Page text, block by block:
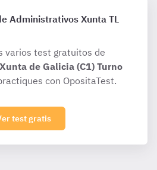
Administrativos Xunta TL
varios test gratuitos de
de Galicia (C1) Turno
con OpositaTest.
test gratis